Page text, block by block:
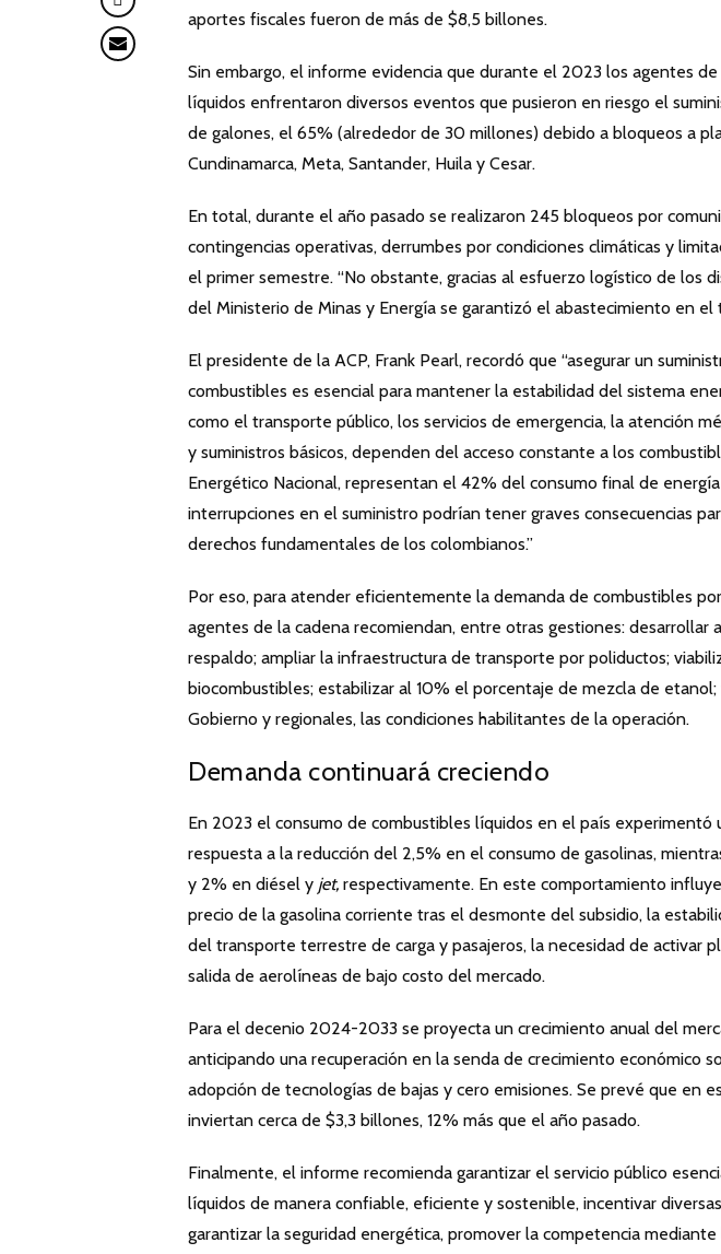
aportes fiscales fueron de más de $8,5 billones.
Sin embargo, el informe evidencia que durante el 2023 los agentes
líquidos enfrentaron diversos eventos que pusieron en riesgo el
de galones, el 65% (alrededor de 30 millones) debido a bloqueos a
Cundinamarca, Meta, Santander, Huila y Cesar.
En total, durante el año pasado se realizaron 245 bloqueos por
contingencias operativas, derrumbes por condiciones climáticas y
el primer semestre. “No obstante, gracias al esfuerzo logístico de los
del Ministerio de Minas y Energía se garantizó el abastecimiento en el
El presidente de la ACP, Frank Pearl, recordó que “asegurar un
combustibles es esencial para mantener la estabilidad del sistema
como el transporte público, los servicios de emergencia, la atención
y suministros básicos, dependen del acceso constante a los
Energético Nacional, representan el 42% del consumo final de
interrupciones en el suministro podrían tener graves consecuencias
derechos fundamentales de los colombianos.”
Por eso, para atender eficientemente la demanda de combustibles
agentes de la cadena recomiendan, entre otras gestiones: desarrollar
respaldo; ampliar la infraestructura de transporte por poliductos;
biocombustibles; estabilizar al 10% el porcentaje de mezcla de
Gobierno y regionales, las condiciones habilitantes de la operación.
Demanda continuará creciendo
En 2023 el consumo de combustibles líquidos en el país
respuesta a la reducción del 2,5% en el consumo de gasolinas,
y 2% en diésel y jet, respectivamente. En este comportamiento
precio de la gasolina corriente tras el desmonte del subsidio, la
del transporte terrestre de carga y pasajeros, la necesidad de activar
salida de aerolíneas de bajo costo del mercado.
Para el decenio 2024-2033 se proyecta un crecimiento anual del
anticipando una recuperación en la senda de crecimiento económico
adopción de tecnologías de bajas y cero emisiones. Se prevé que en
inviertan cerca de $3,3 billones, 12% más que el año pasado.
Finalmente, el informe recomienda garantizar el servicio público
líquidos de manera confiable, eficiente y sostenible, incentivar
garantizar la seguridad energética, promover la competencia